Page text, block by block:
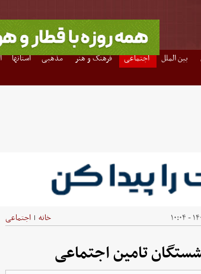
بین الملل اجتماعی فرهنگ و هنر مذهبی استانها
خانه | اجتماعی
تامین اجتماعی